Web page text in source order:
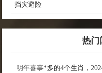
挡灾避险
热门
明年喜事*多的4个生肖，